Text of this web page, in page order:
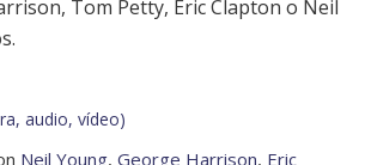
Tom Petty, Eric Clapton o Neil
audio, vídeo)
Neil Young, George Harrison, Eric